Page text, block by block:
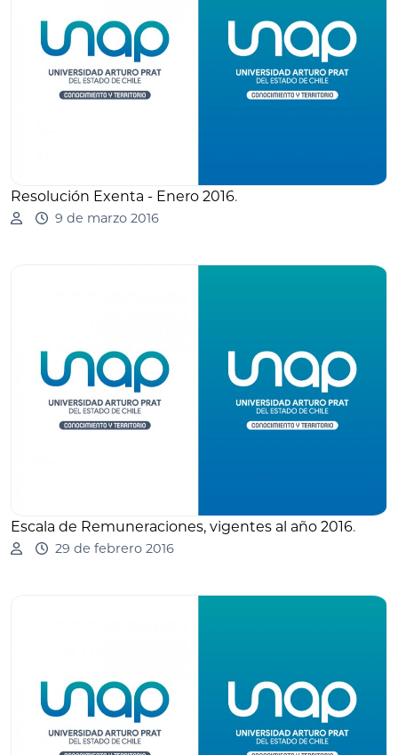
Resolución Exenta - Enero 2016.
9 de marzo 2016
Escala de Remuneraciones, vigentes al año 2016.
29 de febrero 2016